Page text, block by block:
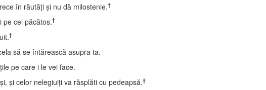
în răutăţi şi nu dă milostenie.†
pe cel păcătos.†
†
să se întărească asupra ta.
pe care i le vei face.
şi celor nelegiuiţi va răsplăti cu pedeapsă.†